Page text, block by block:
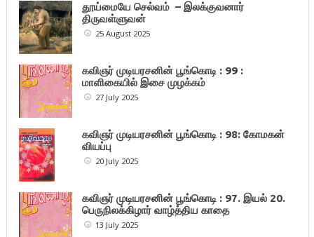
தூய்மையே செல்வம் – இலக்குவனார்
திருவள்ளுவன்
25 August 2025
கவிஞர் முடியரசனின் பூங்கொடி : 99 :
மாளிகையில் இசை முழக்கம்
27 July 2025
கவிஞர் முடியரசனின் பூங்கொடி : 98: கோமகன்
வியப்பு
20 July 2025
கவிஞர் முடியரசனின் பூங்கொடி : 97. இயல் 20.
பெருநிலக்கிழார் வாழ்த்திய காதை
13 July 2025